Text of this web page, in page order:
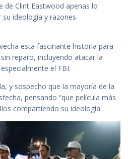
de Clint Eastwood apenas lo
ideología y razones
esta fascinante historia para
reparo, incluyendo atacar la
el FBI.
y sospecho que la mayoría de la
pensando “que película más
compartiendo su ideología.